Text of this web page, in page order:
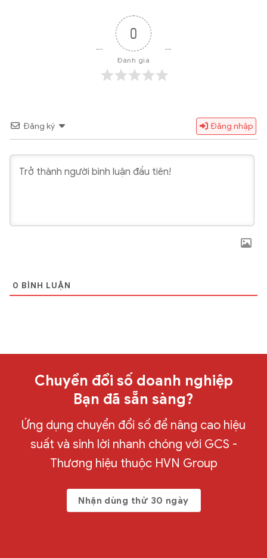
0
Đánh giá
Đăng ký Đăng nhập
0 BÌNH LUẬN
Chuyển đổi số doanh nghiệp
Bạn đã sẵn sàng?
Ứng dụng chuyển đổi số để nâng cao hiệu
suất và sinh lời nhanh chóng với GCS -
Thương hiệu thuộc HVN Group
Nhận dùng thử 30 ngày